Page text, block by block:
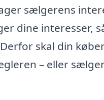
sælgerens
dine interesser,
skal din
– eller